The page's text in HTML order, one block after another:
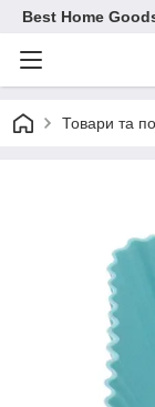
Best Home
Товари та